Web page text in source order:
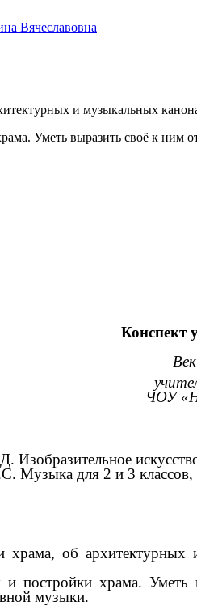
Вячеславовна
и музыкальных
Уметь выразить своё к ним
Конспект
ЧОУ
Изобразительное
Музыка для 2 и 3
храма, об
постройки храма.
музыки.